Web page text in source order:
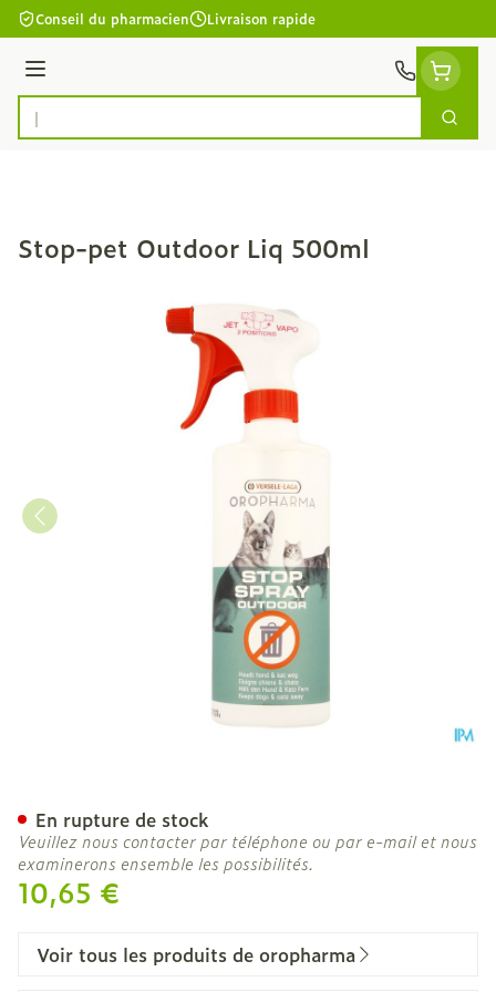
Aller au contenu
Conseil du pharmacien Livraison rapide
Menu
Rechercher
Stop-pet Outdoor Liq 500ml
10,65 €
En rupture de stock
Veuillez nous contacter par téléphone ou par e-mail et nous
examinerons ensemble les possibilités.
Voir tous les produits de oropharma